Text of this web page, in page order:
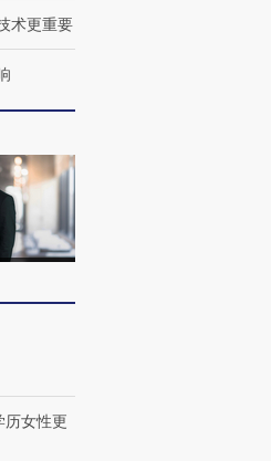
【商旅对话】华住集团
术更重要
历女性更